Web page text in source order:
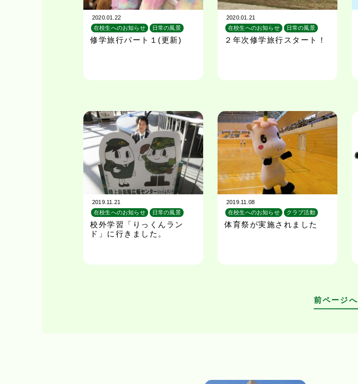
2020.01.22
在校生へのお知らせ
日常の風景
校外学習
旅行
修学旅行パート１(更新)
2020.01.21
在校生へのお知らせ
日常の風景
校外学習
旅行
２年次修学旅行スタート！
2019.11.21
在校生へのお知らせ
日常の風景
校外学習
校外学習「りっくんラン
ド」に行きました。
2019.11.08
在校生へのお知らせ
クラブ活動
校外学習
体育祭が実施されました
前ページへ